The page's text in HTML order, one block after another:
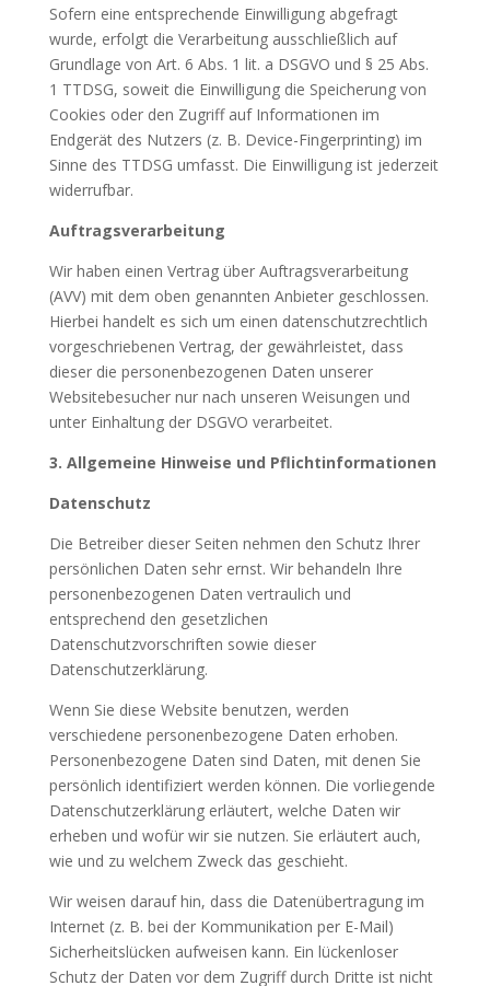
Sofern eine entsprechende Einwilligung abgefragt
wurde, erfolgt die Verarbeitung ausschließlich auf
Grundlage von Art. 6 Abs. 1 lit. a DSGVO und § 25 Abs.
1 TTDSG, soweit die Einwilligung die Speicherung von
Cookies oder den Zugriff auf Informationen im
Endgerät des Nutzers (z. B. Device-Fingerprinting) im
Sinne des TTDSG umfasst. Die Einwilligung ist jederzeit
widerrufbar.
Auftragsverarbeitung
Wir haben einen Vertrag über Auftragsverarbeitung
(AVV) mit dem oben genannten Anbieter geschlossen.
Hierbei handelt es sich um einen datenschutzrechtlich
vorgeschriebenen Vertrag, der gewährleistet, dass
dieser die personenbezogenen Daten unserer
Websitebesucher nur nach unseren Weisungen und
unter Einhaltung der DSGVO verarbeitet.
3. Allgemeine Hinweise und Pflichtinformationen
Datenschutz
Die Betreiber dieser Seiten nehmen den Schutz Ihrer
persönlichen Daten sehr ernst. Wir behandeln Ihre
personenbezogenen Daten vertraulich und
entsprechend den gesetzlichen
Datenschutzvorschriften sowie dieser
Datenschutzerklärung.
Wenn Sie diese Website benutzen, werden
verschiedene personenbezogene Daten erhoben.
Personenbezogene Daten sind Daten, mit denen Sie
persönlich identifiziert werden können. Die vorliegende
Datenschutzerklärung erläutert, welche Daten wir
erheben und wofür wir sie nutzen. Sie erläutert auch,
wie und zu welchem Zweck das geschieht.
Wir weisen darauf hin, dass die Datenübertragung im
Internet (z. B. bei der Kommunikation per E-Mail)
Sicherheitslücken aufweisen kann. Ein lückenloser
Schutz der Daten vor dem Zugriff durch Dritte ist nicht